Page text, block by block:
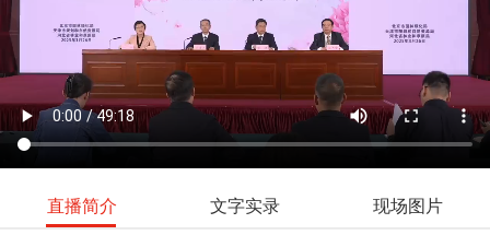
直播简介 文字实录 现场图片